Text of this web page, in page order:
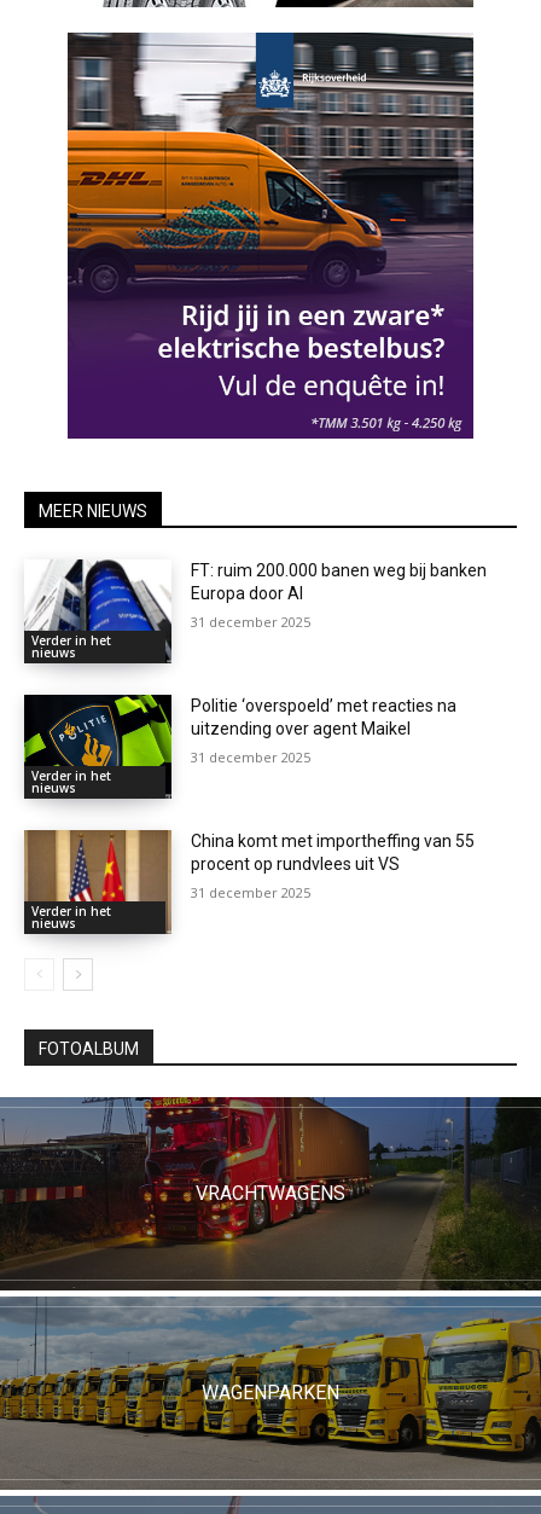
MEER NIEUWS
Verder in het
nieuws
FT: ruim 200.000 banen weg bij banken
Europa door AI
31 december 2025
Verder in het
nieuws
Politie ‘overspoeld’ met reacties na
uitzending over agent Maikel
31 december 2025
Verder in het
nieuws
China komt met importheffing van 55
procent op rundvlees uit VS
31 december 2025
FOTOALBUM
VRACHTWAGENS
WAGENPARKEN